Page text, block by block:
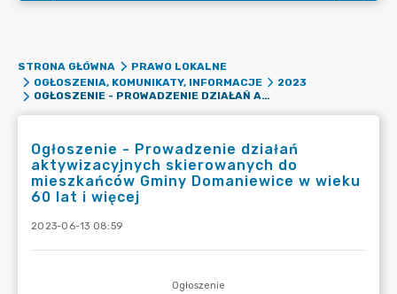
STRONA GŁÓWNA
PRAWO LOKALNE
OGŁOSZENIA, KOMUNIKATY, INFORMACJE
2023
OGŁOSZENIE - PROWADZENIE DZIAŁAŃ AKTYWIZACYJNYCH SKIEROWANYCH DO MIESZKAŃCÓW GMINY DOMANIEWICE W WIEKU 60 LAT I WIĘCEJ
Ogłoszenie - Prowadzenie działań
aktywizacyjnych skierowanych do
mieszkańców Gminy Domaniewice w wieku
60 lat i więcej
2023-06-13 08:59